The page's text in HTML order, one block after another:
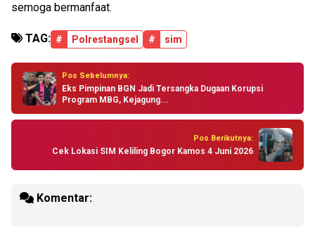
semoga bermanfaat.
TAG: # Polrestangsel # sim
Pos Sebelumnya:
Eks Pimpinan BGN Jadi Tersangka Dugaan Korupsi
Program MBG, Kejagung...
Pos Berikutnya:
Cek Lokasi SIM Keliling Bogor Kamos 4 Juni 2026
Komentar: